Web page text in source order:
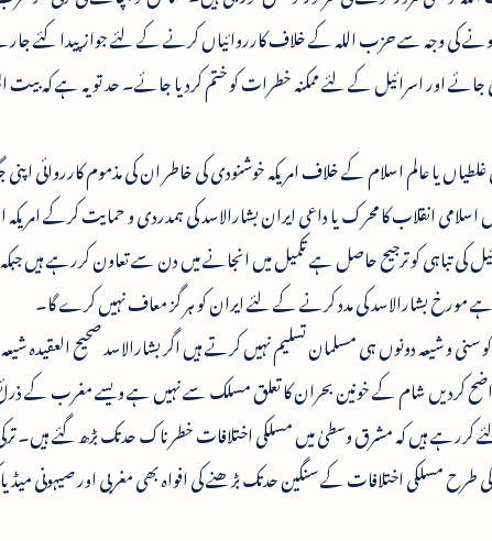
ہونے کی وجہ سے حزب اللہ کے خلاف کارروائیاں کرنے کے لئے جواز پیدا کئے
جائے اور اسرائیل کے لئے ممکنہ خطرات کو ختم کردیا جائے۔ حد تو یہ ہے کہ
یا عالم اسلام کے خلاف امریکہ خوشنودی کی خاطر ان کی مذموم کارروائی
انقلاب کا محرک یا داعی ایران بشارالاسد کی ہمدردی و حمایت کرکے امریکہ
تباہی کو ترجیح حاصل ہے تکمیل میں انجانے میں دن سے تعاون کررہے ہیں جبکہ
ہے مورخ بشارالاسد کی مدد کرنے کے لئے ایران کو ہر گز معاف نہیں کرے گا۔
شیعہ دونوں ہی مسلمان تسلیم نہیں کرتے ہیں اگر بشارالاسد صحیح العقیدہ
کردیں شام کے خونین بحران کا تعلق مسلک سے نہیں ہے ویسے مغرب کے ذرائع
کررہے ہیں کہ مشرق وسطیٰ میں مسلکی اختلافات خطرناک حدتک بڑھ گئے ہیں۔
مسلکی اختلافات کے سنگین حدتک بڑھنے کی افواہ بھی مغربی اور صیہونی